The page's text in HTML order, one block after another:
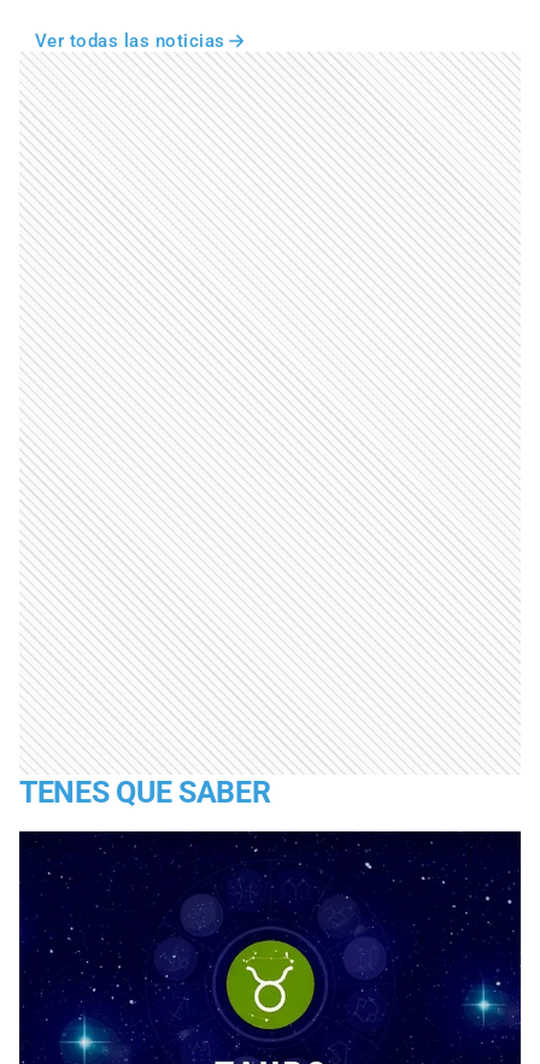
Ver todas las noticias
TENES QUE SABER